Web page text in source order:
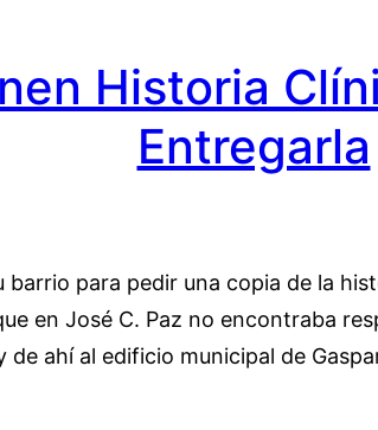
Historia
Entregarla
para pedir una copia de la
en José C. Paz no encontraba
ahí al edificio municipal de